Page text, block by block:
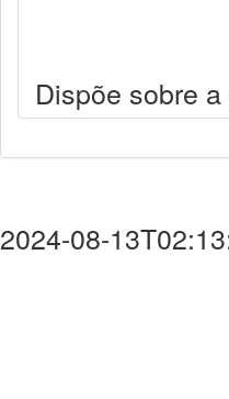
Dispõe sobre
2024-08-